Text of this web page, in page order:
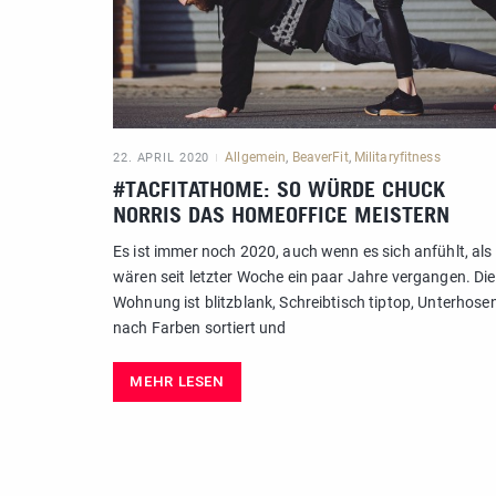
22. APRIL 2020 Allgemein, BeaverFit, Militaryfitness
#TACFITATHOME: SO WÜRDE CHUCK
NORRIS DAS HOMEOFFICE MEISTERN
Es ist immer noch 2020, auch wenn es sich anfühlt, als
wären seit letzter Woche ein paar Jahre vergangen. Die
Wohnung ist blitzblank, Schreibtisch tiptop,
nach Farben sortiert und
MEHR LESEN